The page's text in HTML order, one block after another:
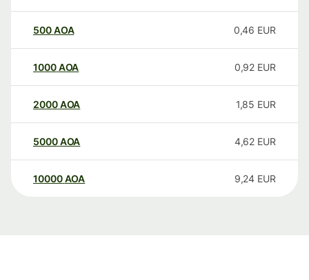
500AOA 0,46 EUR
1000AOA 0,92 EUR
2000AOA 1,85 EUR
5000AOA 4,62 EUR
10000 AOA 9,24 EUR